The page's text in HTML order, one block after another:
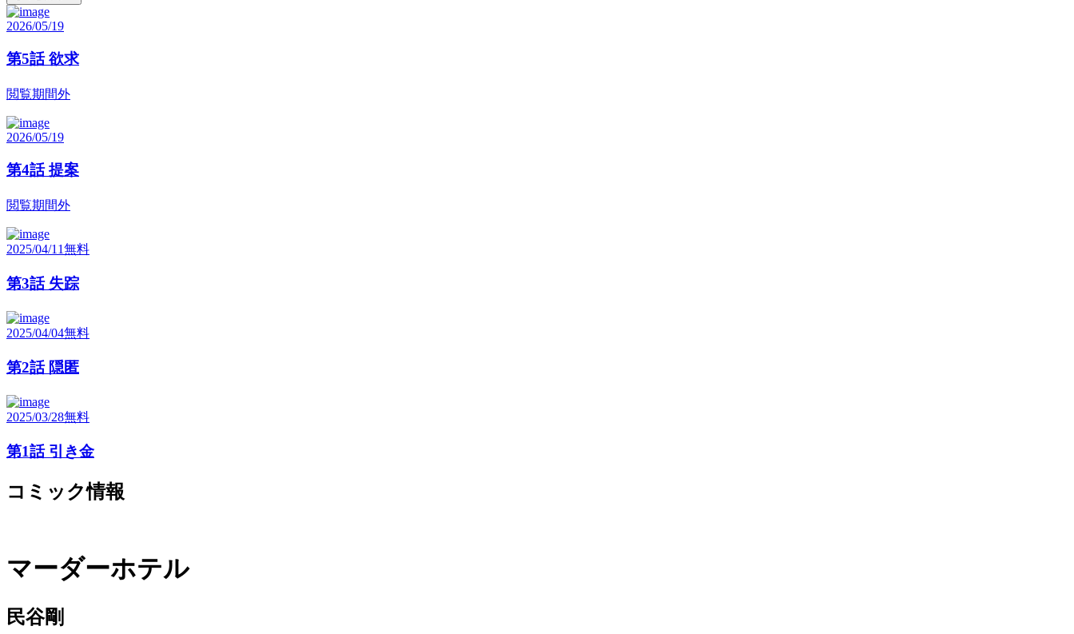
2026/05/19
第5話 欲求
閲覧期間外
2026/05/19
第4話 提案
閲覧期間外
2025/04/11無料
第3話 失踪
2025/04/04無料
第2話 隠匿
2025/03/28無料
第1話 引き金
コミック情報
マーダーホテル
民谷剛